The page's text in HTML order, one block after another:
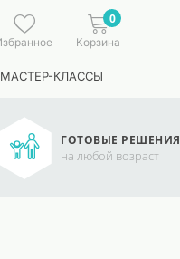
0
Корзина
КЛАССЫ
ГОТОВЫЕ РЕШЕНИЯ
на любой возраст